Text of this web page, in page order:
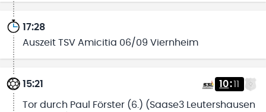
17:28
Auszeit TSV Amicitia 06/09 Viernheim
15:21 10:11
Tor durch Paul Förster (6.) (Saase3 Leutershausen